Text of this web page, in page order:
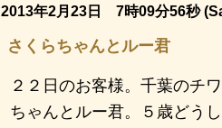
2013年2月23日 7時09分56秒
さくらちゃんとルー君
２２日のお客様。千葉のチ
ちゃんとルー君。５歳どう